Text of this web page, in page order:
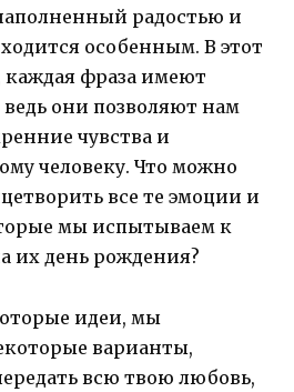
радостью и
особенным. В этот
каждая фраза имеют
они позволяют нам
чувства и
человеку. Что можно
все те эмоции и
мы испытываем к
их день рождения?
идеи, мы
варианты,
всю твою любовь,